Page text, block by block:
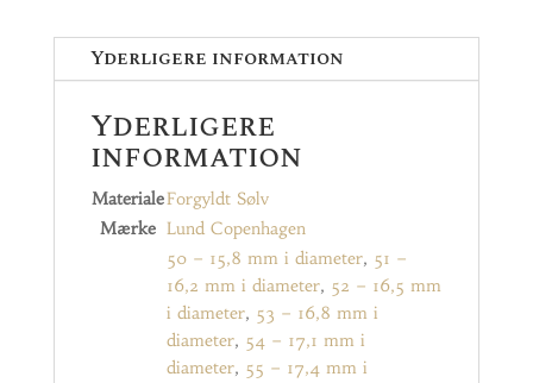
Yderligere information
Yderligere
information
MaterialeForgyldt Sølv
Mærke Lund Copenhagen
50 – 15,8 mm i diameter, 51 –
16,2 mm i diameter, 52 – 16,5 mm
i diameter, 53 – 16,8 mm i
diameter, 54 – 17,1 mm i
diameter, 55 – 17,4 mm i